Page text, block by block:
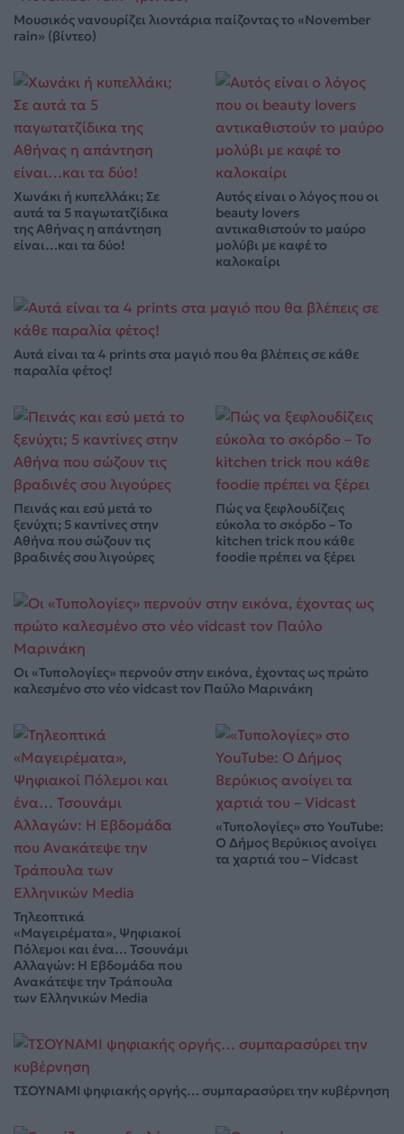
Μουσικός νανουρίζει λιοντάρια παίζοντας το «November
rain» (βίντεο)
Χωνάκι ή κυπελλάκι; Σε
αυτά τα 5 παγωτατζίδικα
της Αθήνας η απάντηση
είναι…και τα δύο!
Αυτός είναι ο λόγος που οι
beauty lovers
αντικαθιστούν το μαύρο
μολύβι με καφέ το
καλοκαίρι
Αυτά είναι τα 4 prints στα μαγιό που θα βλέπεις σε κάθε
παραλία φέτος!
Πεινάς και εσύ μετά το
ξενύχτι; 5 καντίνες στην
Αθήνα που σώζουν τις
βραδινές σου λιγούρες
Πώς να ξεφλουδίζεις
εύκολα το σκόρδο – Το
kitchen trick που κάθε
foodie πρέπει να ξέρει
Οι «Τυπολογίες» περνούν στην εικόνα, έχοντας ως πρώτο
καλεσμένο στο νέο vidcast τον Παύλο Μαρινάκη
Τηλεοπτικά
«Μαγειρέματα», Ψηφιακοί
Πόλεμοι και ένα… Τσουνάμι
Αλλαγών: Η Εβδομάδα που
Ανακάτεψε την Τράπουλα
των Ελληνικών Media
«Τυπολογίες» στο YouTube:
Ο Δήμος Βερύκιος ανοίγει
τα χαρτιά του – Vidcast
ΤΣΟΥΝΑΜΙ ψηφιακής οργής… συμπαρασύρει την κυβέρνηση